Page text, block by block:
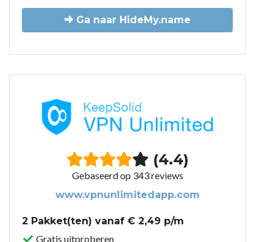
Ga naar HideMy.name
(4.4)
Gebaseerd op 343 reviews
www.vpnunlimitedapp.com
2 Pakket(ten) vanaf € 2,49 p/m
Gratis uitproberen